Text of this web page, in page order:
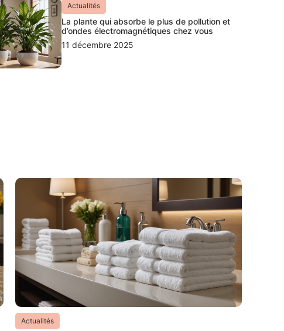
Actualités
La plante qui absorbe le plus de pollution et
d’ondes électromagnétiques chez vous
11 décembre 2025
Actualités